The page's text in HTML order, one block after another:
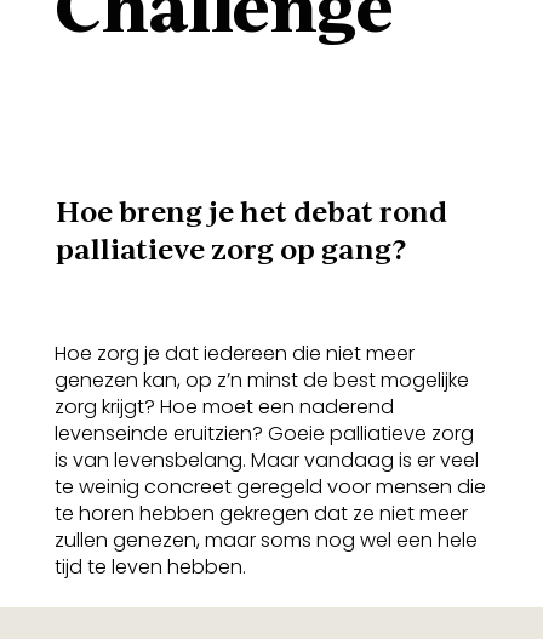
Hoe breng je het debat rond
palliatieve zorg op gang?
Hoe zorg je dat iedereen die niet meer
genezen kan, op z’n minst de best mogelijke
zorg krijgt? Hoe moet een naderend
levenseinde eruitzien? Goeie palliatieve zorg
is van levensbelang. Maar vandaag is er veel
te weinig concreet geregeld voor mensen die
te horen hebben gekregen dat ze niet meer
zullen genezen, maar soms nog wel een hele
tijd te leven hebben.